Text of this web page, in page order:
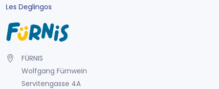
Les Deglingos
FÜRNIS
Wolfgang Fürnwein
Servitengasse 4A